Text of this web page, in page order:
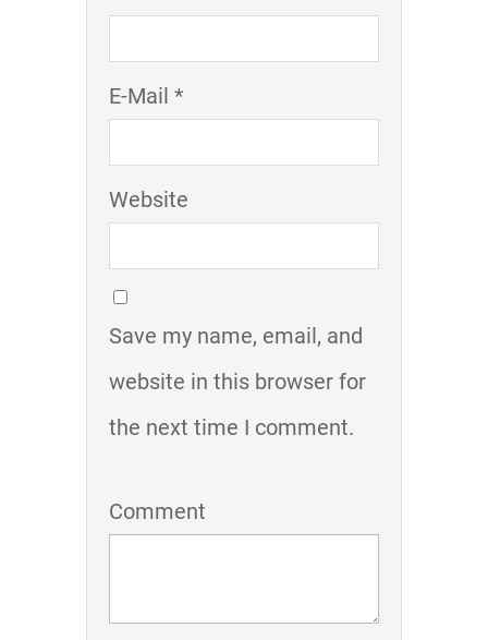
E-Mail *
Website
Save my name, email, and
website in this browser for
the next time I comment.
Comment